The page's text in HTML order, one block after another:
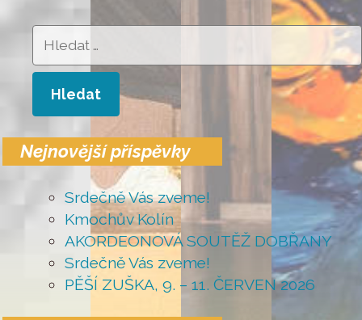
Nejnovější příspěvky
Srdečně Vás zveme!
Kmochův Kolín
AKORDEONOVÁ SOUTĚŽ DOBŘANY
Srdečně Vás zveme!
PĚŠÍ ZUŠKA, 9. – 11. ČERVEN 2026